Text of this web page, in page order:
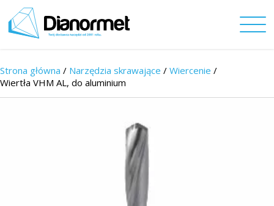
Strona główna / Narzędzia skrawające / Wiercenie /
Wiertła VHM AL, do aluminium